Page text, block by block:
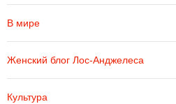
В мире
Женский блог Лос-Анджелеса
Культура